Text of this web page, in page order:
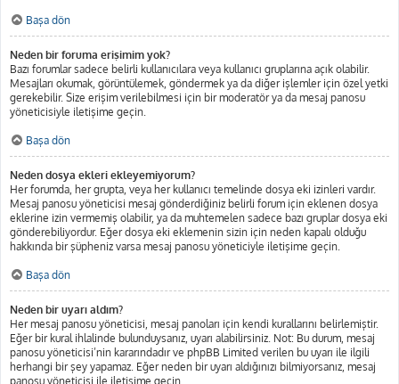
Başa dön
Neden bir foruma erişimim yok?
Bazı forumlar sadece belirli kullanıcılara veya kullanıcı gruplarına açık olabilir.
Mesajları okumak, görüntülemek, göndermek ya da diğer işlemler için özel yetki
gerekebilir. Size erişim verilebilmesi için bir moderatör ya da mesaj panosu
yöneticisiyle iletişime geçin.
Başa dön
Neden dosya ekleri ekleyemiyorum?
Her forumda, her grupta, veya her kullanıcı temelinde dosya eki izinleri vardır.
Mesaj panosu yöneticisi mesaj gönderdiğiniz belirli forum için eklenen dosya
eklerine izin vermemiş olabilir, ya da muhtemelen sadece bazı gruplar dosya eki
gönderebiliyordur. Eğer dosya eki eklemenin sizin için neden kapalı olduğu
hakkında bir şüpheniz varsa mesaj panosu yöneticiyle iletişime geçin.
Başa dön
Neden bir uyarı aldım?
Her mesaj panosu yöneticisi, mesaj panoları için kendi kurallarını belirlemiştir.
Eğer bir kural ihlalinde bulunduysanız, uyarı alabilirsiniz. Not: Bu durum, mesaj
panosu yöneticisi’nin kararındadır ve phpBB Limited verilen bu uyarı ile ilgili
herhangi bir şey yapamaz. Eğer neden bir uyarı aldığınızı bilmiyorsanız, mesaj
panosu yöneticisi ile iletişime geçin.